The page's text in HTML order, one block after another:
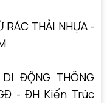
RÁC THẢI NHỰA -
ĐỘNG THÔNG
- ĐH Kiến Trúc